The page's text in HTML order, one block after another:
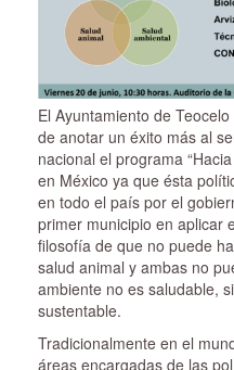
El Ayuntamiento de
de anotar un éxito más al
nacional el programa
en México ya que ésta
en todo el país por el
primer municipio en aplicar
filosofía de que no puede
salud animal y ambas no
ambiente no es saludable,
sustentable.
Tradicionalmente en el
áreas encargadas de las